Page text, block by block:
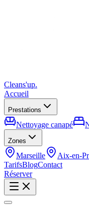
Cleans'up.
Accueil
Prestations
Nettoyage canapé
Zones
Marseille Aix-en-
TarifsBlogContact
Réserver